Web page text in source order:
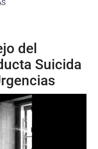
del
Suicida